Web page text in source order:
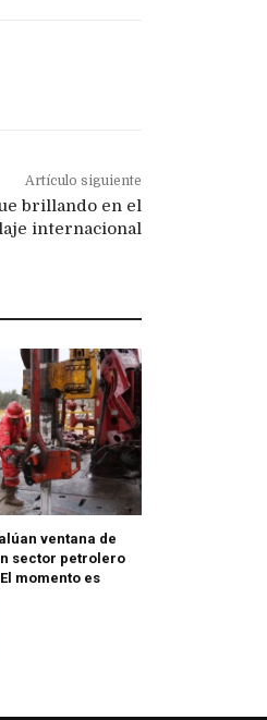
Artículo siguiente
brillando en el
internacional
ventana de
sector petrolero
momento es